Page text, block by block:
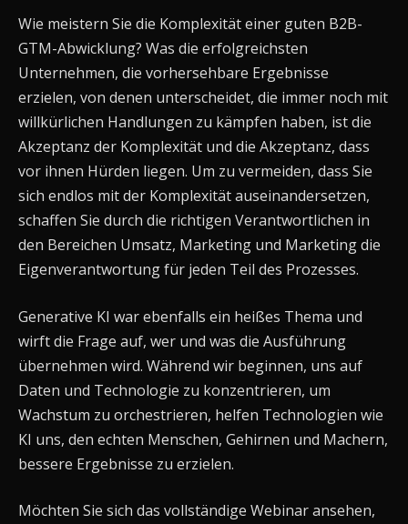
Wie meistern Sie die Komplexität einer guten B2B-
GTM-Abwicklung? Was die erfolgreichsten
Unternehmen, die vorhersehbare Ergebnisse
erzielen, von denen unterscheidet, die immer noch mit
willkürlichen Handlungen zu kämpfen haben, ist die
Akzeptanz der Komplexität und die Akzeptanz, dass
vor ihnen Hürden liegen. Um zu vermeiden, dass Sie
sich endlos mit der Komplexität auseinandersetzen,
schaffen Sie durch die richtigen Verantwortlichen in
den Bereichen Umsatz, Marketing und Marketing die
Eigenverantwortung für jeden Teil des Prozesses.
Generative KI war ebenfalls ein heißes Thema und
wirft die Frage auf, wer und was die Ausführung
übernehmen wird. Während wir beginnen, uns auf
Daten und Technologie zu konzentrieren, um
Wachstum zu orchestrieren, helfen Technologien wie
KI uns, den echten Menschen, Gehirnen und Machern,
bessere Ergebnisse zu erzielen.
Möchten Sie sich das vollständige Webinar ansehen,